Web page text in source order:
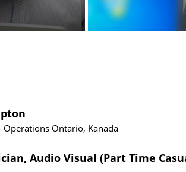
Operations Ontario, Kanada
Audio Visual (Part Time